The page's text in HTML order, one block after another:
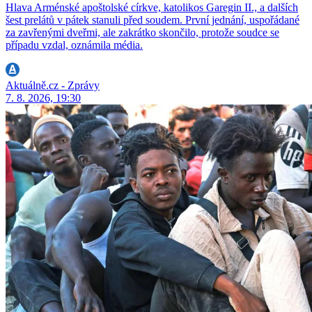
Hlava Arménské apoštolské církve, katolikos Garegin II., a dalších
šest prelátů v pátek stanuli před soudem. První jednání, uspořádané
za zavřenými dveřmi, ale zakrátko skončilo, protože soudce se
případu vzdal, oznámila média.
Aktuálně.cz - Zprávy
7. 8. 2026, 19:30